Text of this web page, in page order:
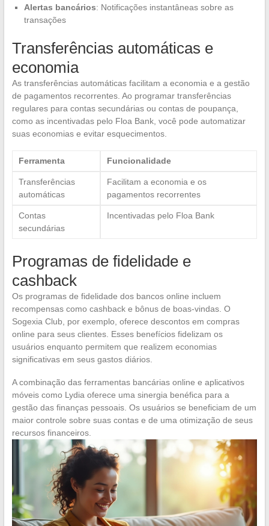
Alertas bancários: Notificações instantâneas sobre as
transações
Transferências automáticas e
economia
As transferências automáticas facilitam a economia e a gestão
de pagamentos recorrentes. Ao programar transferências
regulares para contas secundárias ou contas de poupança,
como as incentivadas pelo Floa Bank, você pode automatizar
suas economias e evitar esquecimentos.
Ferramenta Funcionalidade
Transferências
automáticas
Facilitam a economia e os
pagamentos recorrentes
Contas
secundárias
Incentivadas pelo Floa Bank
Programas de fidelidade e
cashback
Os programas de fidelidade dos bancos online incluem
recompensas como cashback e bônus de boas-vindas. O
Sogexia Club, por exemplo, oferece descontos em compras
online para seus clientes. Esses benefícios fidelizam os
usuários enquanto permitem que realizem economias
significativas em seus gastos diários.
A combinação das ferramentas bancárias online e aplicativos
móveis como Lydia oferece uma sinergia benéfica para a
gestão das finanças pessoais. Os usuários se beneficiam de um
maior controle sobre suas contas e de uma otimização de seus
recursos financeiros.